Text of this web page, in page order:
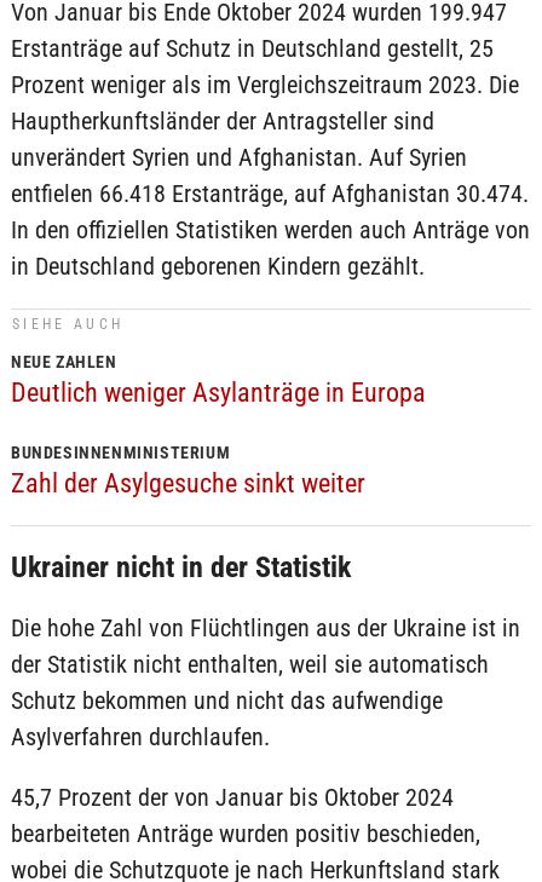
Von Januar bis Ende Oktober 2024 wurden 199.947
Erstanträge auf Schutz in Deutschland gestellt, 25
Prozent weniger als im Vergleichszeitraum 2023. Die
Hauptherkunftsländer der Antragsteller sind
unverändert Syrien und Afghanistan. Auf Syrien
entfielen 66.418 Erstanträge, auf Afghanistan 30.474.
In den offiziellen Statistiken werden auch Anträge von
in Deutschland geborenen Kindern gezählt.
SIEHE AUCH
NEUE ZAHLEN
Deutlich weniger Asylanträge in Europa
BUNDESINNENMINISTERIUM
Zahl der Asylgesuche sinkt weiter
Ukrainer nicht in der Statistik
Die hohe Zahl von Flüchtlingen aus der Ukraine ist in
der Statistik nicht enthalten, weil sie automatisch
Schutz bekommen und nicht das aufwendige
Asylverfahren durchlaufen.
45,7 Prozent der von Januar bis Oktober 2024
bearbeiteten Anträge wurden positiv beschieden,
wobei die Schutzquote je nach Herkunftsland stark